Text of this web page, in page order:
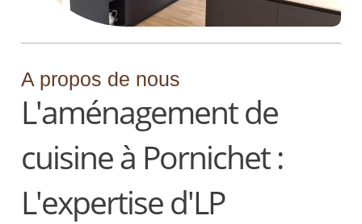
A propos de nous
L'aménagement de
cuisine à Pornichet :
L'expertise d'LP